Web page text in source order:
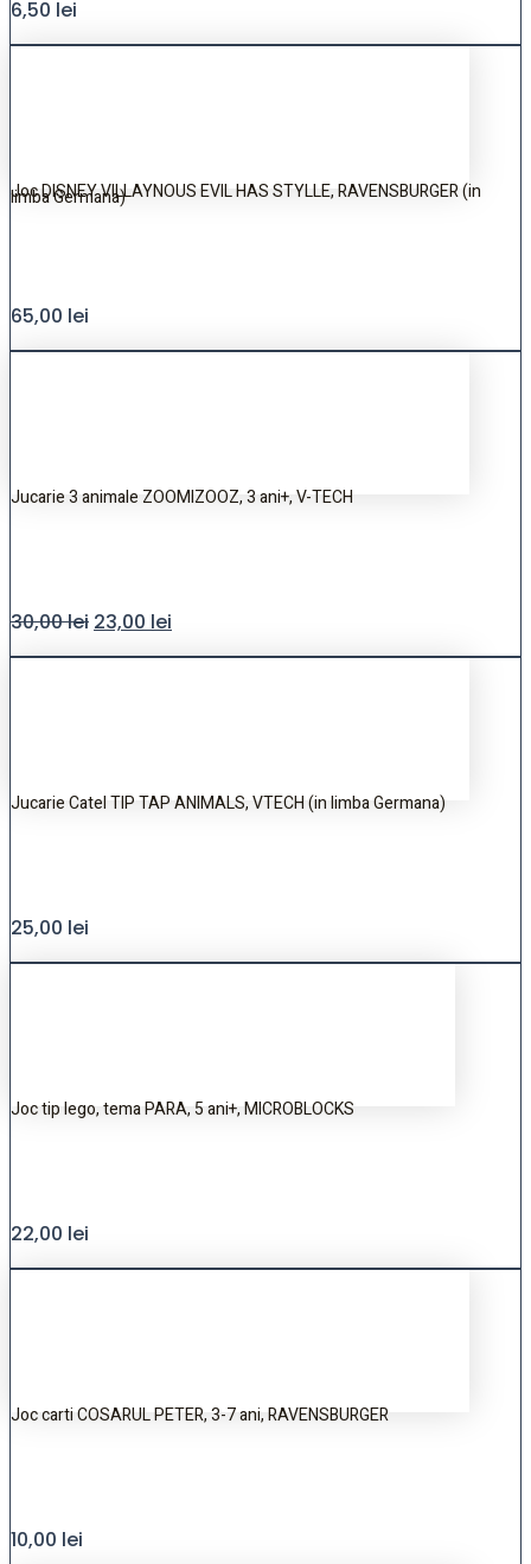
6,50 lei
Joc DISNEY VILLAYNOUS EVIL HAS STYLLE, RAVENSBURGER (in
limba Germana)
65,00 lei
Jucarie 3 animale ZOOMIZOOZ, 3 ani+, V-TECH
30,00lei 23,00 lei
Jucarie Catel TIP TAP ANIMALS, VTECH (in limba Germana)
25,00 lei
Joc tip lego, tema PARA, 5 ani+, MICROBLOCKS
22,00 lei
Joc carti COSARUL PETER, 3-7 ani, RAVENSBURGER
10,00 lei